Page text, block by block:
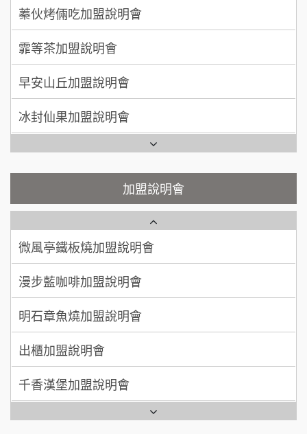
加盟預算
何 先生/小姐
加盟預算
呂 先生/小姐
加盟預算 200萬~400萬
顏 先生/小姐 台北市
廖 先生/小姐 高雄市
加盟預算
霏等茶加盟說明會
早安山丘加盟說明會
冰封仙果加盟說明會
Ramble Café 漫步藍咖啡加盟說明會
微風亭鐵板燒加盟說明會
【曉妍美妝】誠徵行政櫃檯
自助洗衣店誠徵代洗收送人員(台中市)
MUSHEN徵SPA美容芳療師
日十。早午食加盟說明會
拾鑶火鍋加盟說明會
全家加盟說明會
台灣G湯加盟說明會
加盟說明會
莫尼早餐Morni加盟說明會
手作功夫茶加盟說明會
SHARE TEA歇腳亭加盟說明會
潮味決-湯滷專門店加盟說明會
鮮茶道加盟說明會
微風亭鐵板燒加盟說明會
漫步藍咖啡加盟說明會
明石章魚燒加盟說明會
出櫃加盟說明會
千香漢堡加盟說明會
七盞茶加盟說明會
拉亞漢堡加盟說明會